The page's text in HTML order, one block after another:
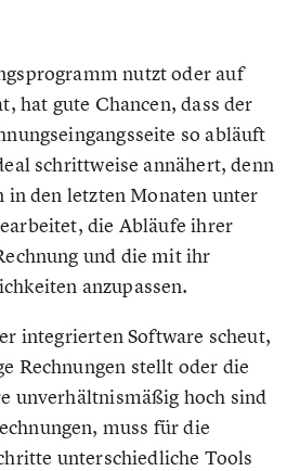
nutzt oder auf
hat gute Chancen, dass der
so abläuft
schrittweise annähert, denn
in den letzten Monaten unter
die Abläufe ihrer
und die mit ihr
anzupassen.
integrierten Software scheut,
Rechnungen stellt oder die
unverhältnismäßig hoch sind
muss für die
unterschiedliche Tools